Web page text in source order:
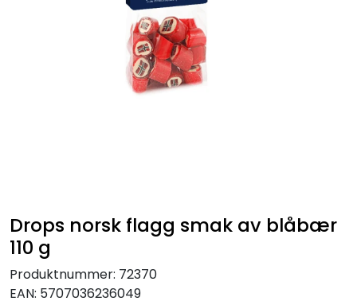
Drops norsk flagg smak av blåbær
110 g
Produktnummer: 72370
EAN: 5707036236049